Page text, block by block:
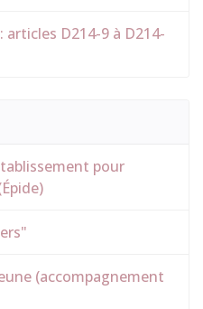
D214-9 à D214-
pour
(accompagnement